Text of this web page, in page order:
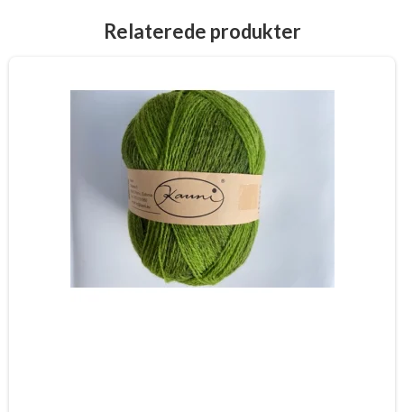
Relaterede produkter